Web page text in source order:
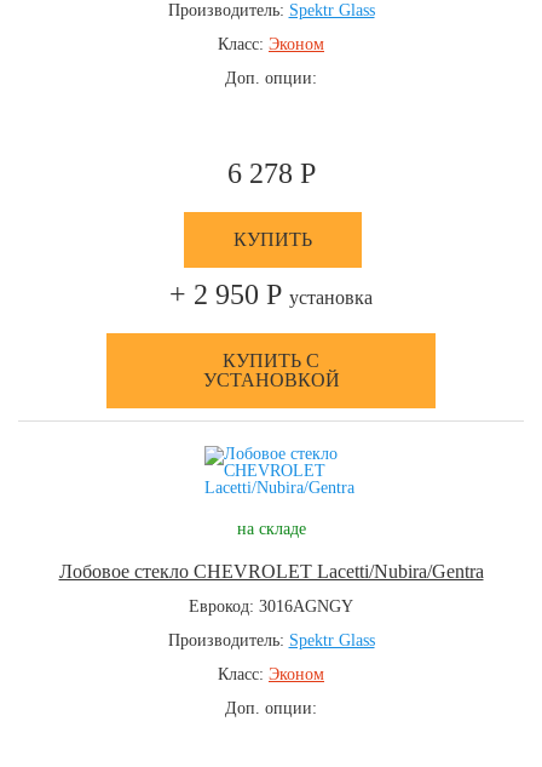
Производитель: Spektr Glass
Класс: Эконом
Доп. опции:
6 278 Р
КУПИТЬ
+ 2 950 Р установка
КУПИТЬ С
УСТАНОВКОЙ
на складе
Лобовое стекло CHEVROLET Lacetti/Nubira/Gentra
Еврокод: 3016AGNGY
Производитель: Spektr Glass
Класс: Эконом
Доп. опции: